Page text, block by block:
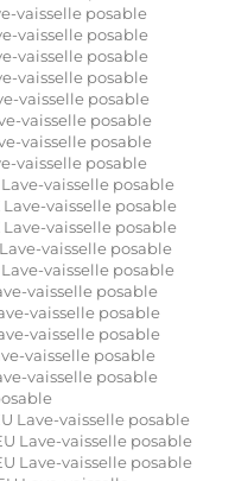
vaisselle posable
vaisselle posable
vaisselle posable
vaisselle posable
vaisselle posable
vaisselle posable
vaisselle posable
vaisselle posable
Lave-vaisselle posable
Lave-vaisselle posable
Lave-vaisselle posable
Lave-vaisselle posable
Lave-vaisselle posable
vaisselle posable
vaisselle posable
vaisselle posable
vaisselle posable
vaisselle posable
Lave-vaisselle posable
Lave-vaisselle posable
Lave-vaisselle posable